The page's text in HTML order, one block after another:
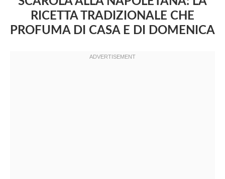
RICETTA TRADIZIONALE CHE
PROFUMA DI CASA E DI DOMENICA